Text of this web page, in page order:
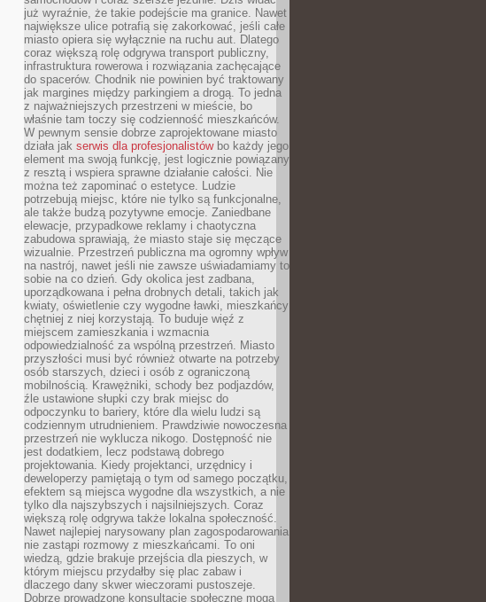
już wyraźnie, że takie podejście ma granice. Nawet
największe ulice potrafią się zakorkować, jeśli całe
miasto opiera się wyłącznie na ruchu aut. Dlatego
coraz większą rolę odgrywa transport publiczny,
infrastruktura rowerowa i rozwiązania zachęcające
do spacerów. Chodnik nie powinien być traktowany
jak margines między parkingiem a drogą. To jedna
z najważniejszych przestrzeni w mieście, bo
właśnie tam toczy się codzienność mieszkańców.
W pewnym sensie dobrze zaprojektowane miasto
działa jak serwis dla profesjonalistówbo każdy jego
element ma swoją funkcję, jest logicznie powiązany
z resztą i wspiera sprawne działanie całości. Nie
można też zapominać o estetyce. Ludzie
potrzebują miejsc, które nie tylko są funkcjonalne,
ale także budzą pozytywne emocje. Zaniedbane
elewacje, przypadkowe reklamy i chaotyczna
zabudowa sprawiają, że miasto staje się męczące
wizualnie. Przestrzeń publiczna ma ogromny wpływ
na nastrój, nawet jeśli nie zawsze uświadamiamy to
sobie na co dzień. Gdy okolica jest zadbana,
uporządkowana i pełna drobnych detali, takich jak
kwiaty, oświetlenie czy wygodne ławki, mieszkańcy
chętniej z niej korzystają. To buduje więź z
miejscem zamieszkania i wzmacnia
odpowiedzialność za wspólną przestrzeń. Miasto
przyszłości musi być również otwarte na potrzeby
osób starszych, dzieci i osób z ograniczoną
mobilnością. Krawężniki, schody bez podjazdów,
źle ustawione słupki czy brak miejsc do
odpoczynku to bariery, które dla wielu ludzi są
codziennym utrudnieniem. Prawdziwie nowoczesna
przestrzeń nie wyklucza nikogo. Dostępność nie
jest dodatkiem, lecz podstawą dobrego
projektowania. Kiedy projektanci, urzędnicy i
deweloperzy pamiętają o tym od samego początku,
efektem są miejsca wygodne dla wszystkich, a nie
tylko dla najszybszych i najsilniejszych. Coraz
większą rolę odgrywa także lokalna społeczność.
Nawet najlepiej narysowany plan zagospodarowania
nie zastąpi rozmowy z mieszkańcami. To oni
wiedzą, gdzie brakuje przejścia dla pieszych, w
którym miejscu przydałby się plac zabaw i
dlaczego dany skwer wieczorami pustoszeje.
Dobrze prowadzone konsultacje społeczne mogą